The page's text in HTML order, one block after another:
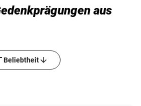
aus
Beliebtheit